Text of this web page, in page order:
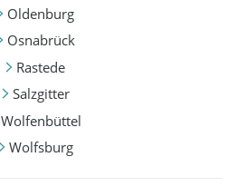
Oldenburg
Osnabrück
Rastede
Salzgitter
Wolfenbüttel
Wolfsburg